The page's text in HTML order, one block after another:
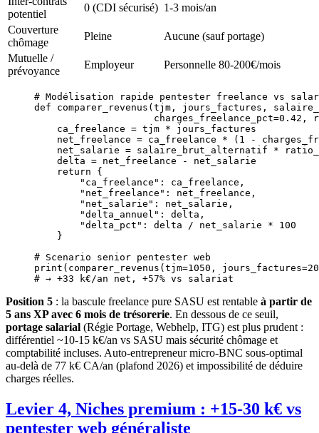
potentiel
0 (CDI sécurisé) 1-3 mois/an
Couverture
chômage
Pleine
Aucune (sauf portage)
Mutuelle /
prévoyance
Employeur Personnelle 80-200€/mois
# Modélisation rapide pentester freelance vs
def comparer_revenus (tjm, jours_factures,
                     charges_freelance_pct
=0.42 ,
    ca_freelance
= tjm * jours_factures
    net_freelance
= ca_freelance * ( 1 -
    net_salarie
= salaire_brut_alternatif *
    delta
= net_freelance -
net_salarie
    return
{
        "ca_freelance"
: ca_freelance,
        "net_freelance"
: net_freelance,
        "net_salarie"
: net_salarie,
        "delta_annuel"
: delta,
        "delta_pct"
: delta / net_salarie * 100
    }
# Scenario senior pentester web
print (comparer_revenus( tjm=1050 , jours_factures=
# → +33 k€/an net, +57% vs salariat
Position 5 : la bascule freelance pure SASU est rentable à partir de
5 ans XP avec 6 mois de trésorerie. En dessous de ce seuil,
portage salarial (Régie Portage, Webhelp, ITG) est plus prudent :
différentiel ~10-15 k€/an vs SASU mais sécurité chômage et
comptabilité incluses. Auto-entrepreneur micro-BNC sous-optimal
au-delà de 77 k€ CA/an (plafond 2026) et impossibilité de déduire
charges réelles.
Levier 4, Niches premium : +15-30 k€ vs
pentester web généraliste